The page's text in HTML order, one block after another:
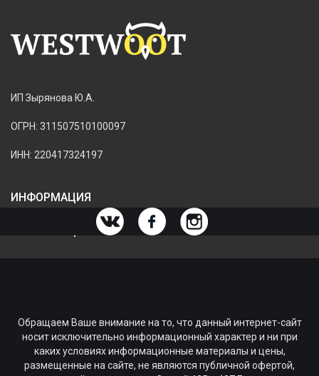
ИП Зырянова Ю.А.
ОГРН: 311507510100097
ИНН: 220417324197
ИНФОРМАЦИЯ
ИНФОРМАЦИЯ О МАГАЗИНЕ
Обращаем Ваше внимание на то, что данный интернет-сайт
носит исключительно информационный характер и ни при
каких условиях информационные материалы и цены,
размещенные на сайте, не являются публичной офертой,